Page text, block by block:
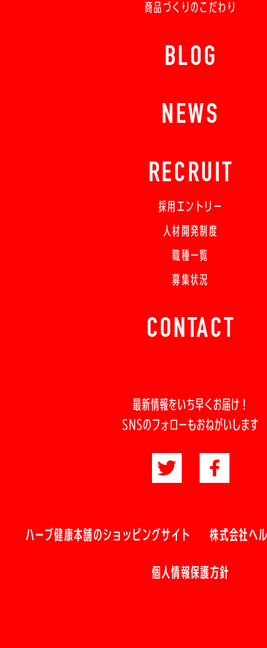
商品づくりのこだわり
BLOG
NEWS
RECRUIT
採用エントリー
人材開発制度
職種一覧
募集状況
CONTACT
最新情報をいち早くお届け！
SNSのフォローもおねがいします
ハーブ健康本舗のショッピングサイト 株式会社ヘ
個人情報保護方針